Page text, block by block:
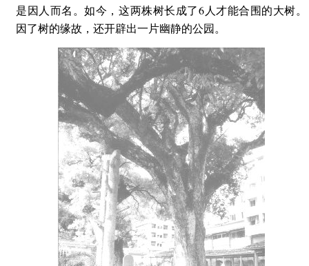
是因人而名。如今，这两株树长成了6人才能合围的大树。
因了树的缘故，还开辟出一片幽静的公园。